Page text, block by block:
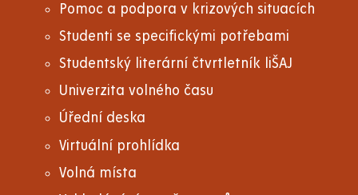
Pomoc a podpora v krizových situacích
Studenti se specifickými potřebami
Studentský literární čtvrtletník liŠAJ
Univerzita volného času
Úřední deska
Virtuální prohlídka
Volná místa